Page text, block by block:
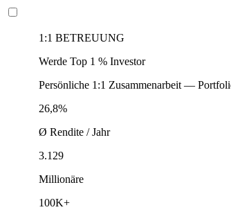
1:1 BETREUUNG
Werde Top 1 % Investor
Persönliche 1:1 Zusammenarbeit —
26,8%
Ø Rendite / Jahr
3.129
Millionäre
100K+